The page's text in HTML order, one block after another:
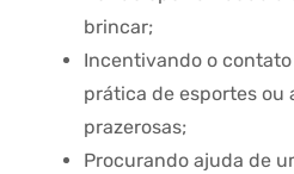
brincar;
Incentivando o
prática de esportes ou
prazerosas;
Procurando ajuda de